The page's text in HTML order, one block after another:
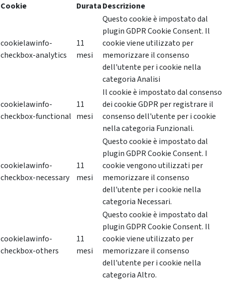
Cookie
DurataDescrizione
cookielawinfo-
checkbox-analytics
11
mesi
Questo cookie è impostato dal
plugin GDPR Cookie Consent. Il
cookie viene utilizzato per
memorizzare il consenso
dell'utente per i cookie nella
categoria Analisi
cookielawinfo-
checkbox-functional
11
mesi
Il cookie è impostato dal consenso
dei cookie GDPR per registrare il
consenso dell'utente per i cookie
nella categoria Funzionali.
cookielawinfo-
checkbox-necessary
11
mesi
Questo cookie è impostato dal
plugin GDPR Cookie Consent. I
cookie vengono utilizzati per
memorizzare il consenso
dell'utente per i cookie nella
categoria Necessari.
cookielawinfo-
checkbox-others
11
mesi
Questo cookie è impostato dal
plugin GDPR Cookie Consent. Il
cookie viene utilizzato per
memorizzare il consenso
dell'utente per i cookie nella
categoria Altro.